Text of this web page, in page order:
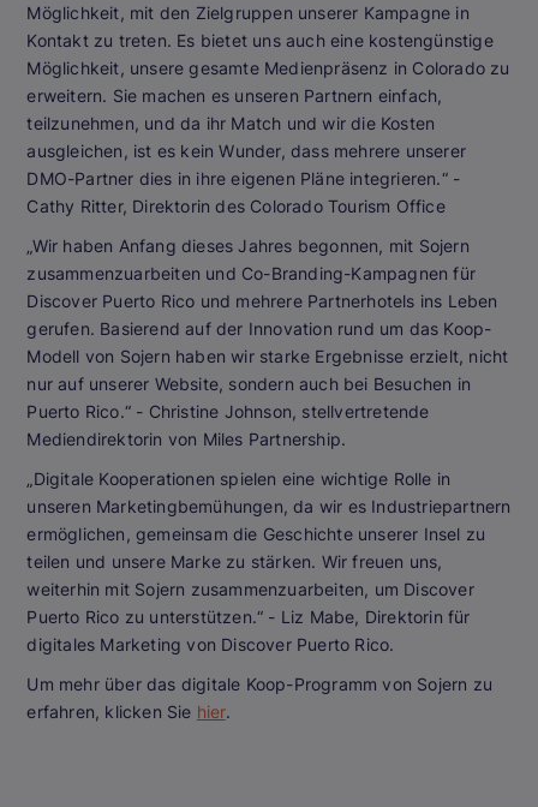
Möglichkeit, mit den Zielgruppen unserer Kampagne in
Kontakt zu treten. Es bietet uns auch eine kostengünstige
Möglichkeit, unsere gesamte Medienpräsenz in Colorado zu
erweitern. Sie machen es unseren Partnern einfach,
teilzunehmen, und da ihr Match und wir die Kosten
ausgleichen, ist es kein Wunder, dass mehrere unserer
DMO-Partner dies in ihre eigenen Pläne integrieren.“-
Cathy Ritter, Direktorin des Colorado Tourism Office
„Wir haben Anfang dieses Jahres begonnen, mit Sojern
zusammenzuarbeiten und Co-Branding-Kampagnen für
Discover Puerto Rico und mehrere Partnerhotels ins Leben
gerufen. Basierend auf der Innovation rund um das Koop-
Modell von Sojern haben wir starke Ergebnisse erzielt, nicht
nur auf unserer Website, sondern auch bei Besuchen in
Puerto Rico.“ - Christine Johnson, stellvertretende
Mediendirektorin von Miles Partnership.
„Digitale Kooperationen spielen eine wichtige Rolle in
unseren Marketingbemühungen, da wir es Industriepartnern
ermöglichen, gemeinsam die Geschichte unserer Insel zu
teilen und unsere Marke zu stärken. Wir freuen uns,
weiterhin mit Sojern zusammenzuarbeiten, um Discover
Puerto Rico zu unterstützen.“ - Liz Mabe, Direktorin für
digitales Marketing von Discover Puerto Rico.
Um mehr über das digitale Koop-Programm von Sojern zu
erfahren, klicken Sie hier.